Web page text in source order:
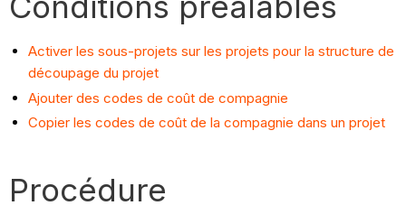
Activer les sous-projets sur les projets pour la structure de
découpage du projet
Ajouter des codes de coût de compagnie
Copier les codes de coût de la compagnie dans un projet
Procédure